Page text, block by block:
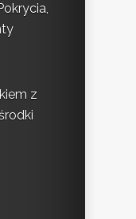
z